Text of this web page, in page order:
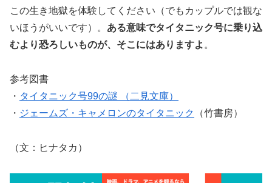
この生き地獄を体験してください（でもカップルでは観な
いほうがいいです）。 ある意味でタイタニック号に乗り込
むより恐ろしいものが、そこにはありますよ 。
参考図書
・ タイタニック号99の謎 （二見文庫）
・ ジェームズ・キャメロンのタイタニック （竹書房）
（文：ヒナタカ）